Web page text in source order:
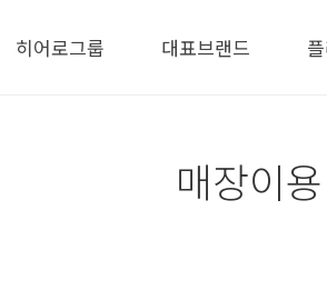
히어로그룹 대표브랜드
매장이용